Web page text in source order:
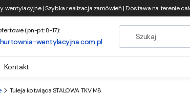
| Szybka realizacja zamówień | Dostawa na terenie
(pn-pt: 8-17):
wentylacyjna.com.pl
Kontakt
Tuleja kotwiąca STALOWA TKV M8